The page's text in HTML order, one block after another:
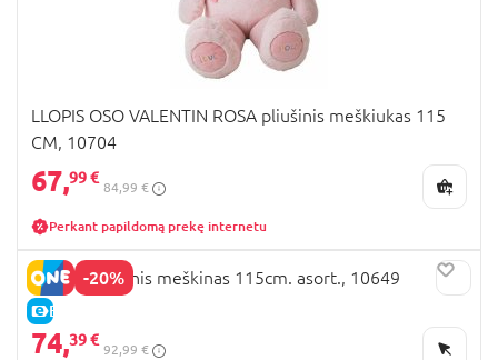
LLOPIS OSO VALENTIN ROSA pliušinis meškiukas 115
CM, 10704
67,99 €
84,99 €
Perkant papildomą prekę internetu
-20%
E-KAINA
LLOPIS pliušinis meškinas 115cm. asort., 10649
74,39 €
92,99 €